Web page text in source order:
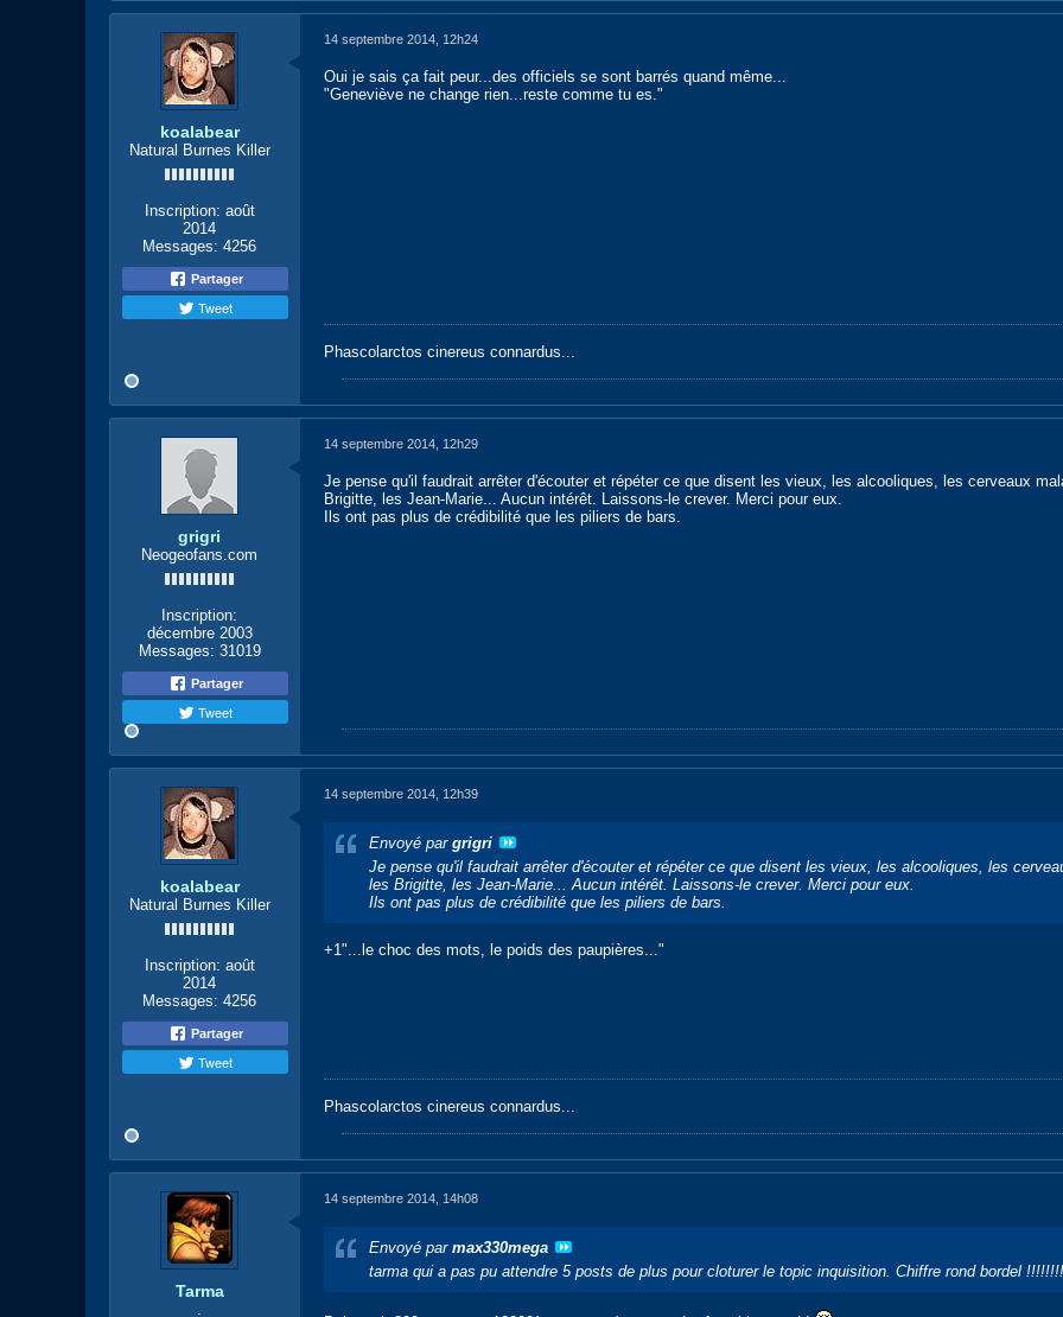
koalabear
Natural Burnes Killer
Inscription: août
2014
Messages: 4256
Partager
Tweet
14 septembre 2014, 12h24
Oui je sais ça fait peur...des officiels se sont barrés quand même...
"Geneviève ne change rien...reste comme tu es."
Phascolarctos cinereus connardus...
grigri
Neogeofans.com
Inscription:
décembre 2003
Messages: 31019
Partager
Tweet
14 septembre 2014, 12h29
Je pense qu'il faudrait arrêter d'écouter et répéter ce que disent les vieux, les alcooliques, les cerveaux
Brigitte, les Jean-Marie... Aucun intérêt. Laissons-le crever. Merci pour eux.
Ils ont pas plus de crédibilité que les piliers de bars.
koalabear
Natural Burnes Killer
Inscription: août
2014
Messages: 4256
Partager
Tweet
14 septembre 2014, 12h39
Envoyé par grigri
Je pense qu'il faudrait arrêter d'écouter et répéter ce que disent les vieux, les alcooliques, les
les Brigitte, les Jean-Marie... Aucun intérêt. Laissons-le crever. Merci pour eux.
Ils ont pas plus de crédibilité que les piliers de bars.
+1"...le choc des mots, le poids des paupières..."
Phascolarctos cinereus connardus...
Tarma
.
14 septembre 2014, 14h08
Envoyé par max330mega
tarma qui a pas pu attendre 5 posts de plus pour cloturer le topic inquisition. Chiffre rond bordel